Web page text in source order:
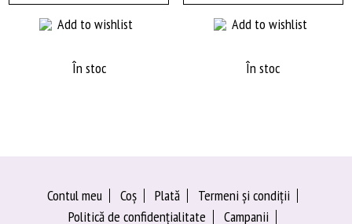
Add to wishlist
În stoc
Add to wishlist
În stoc
Contul meu Coș Plată
Termeni şi condiţii
Politică de confidențialitate
Campanii